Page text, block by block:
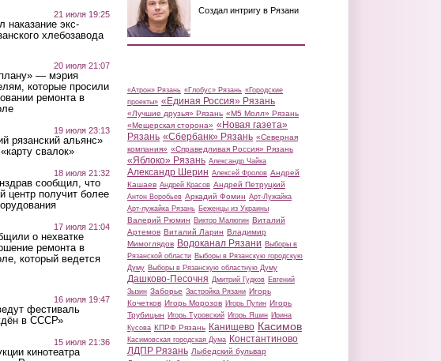
21 июля 19:25
наказание экс-
хлебозавода
20 июля 21:07
— мэрия
которые просили
ремонта в
19 июля 23:13
рязанский альянс»
свалок»
18 июля 21:32
сообщил, что
центр получит более
17 июля 21:04
о нехватке
ремонта в
который ведется
16 июля 19:47
фестиваль
в СССР»
15 июля 21:36
кинотеатра
Создал интригу в Рязани
«Атрон» Рязань «Глобус» Рязань «Городские
проекты» «Единая Россия» Рязань
«Лучшие друзья» Рязань «М5 Молл» Рязань
«Мещерская сторона» «Новая газета»
Рязань «Сбербанк» Рязань «Северная
компания» «Справедливая Россия» Рязань
«Яблоко» Рязань Александр Чайка
Александр Шерин Алексей Фролов Андрей
Кашаев Андрей Красов Андрей Петруцкий
Антон Воробьев Аркадий Фомин Арт-Лужайка
Арт-лужайка Рязань Беженцы из Украины
Валерий Рюмин Виктор Малюгин Виталий
Артемов Виталий Ларин Владимир
Мимоглядов Водоканал Рязани Выборы в
Рязанской области Выборы в Рязанскую городскую
Думу Выборы в Рязанскую областную Думу
Дашково-Песочня Дмитрий Гудков Евгений
Зызин Заборье Застройка Рязани Игорь
Кочетков Игорь Морозов Игорь Путин Игорь
Трубицын Игорь Туровский Игорь Яшин Ирина
Кусова КПРФ Рязань Канищево Касимов
Касимовская городская Дума Константиново
ЛДПР Рязань Лыбедский бульвар